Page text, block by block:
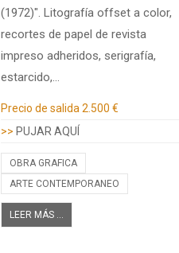
(1972)". Litografía offset a color,
recortes de papel de revista
impreso adheridos, serigrafía,
estarcido,…
Precio de salida 2.500 €
>> PUJAR AQUÍ
OBRA GRAFICA
ARTE CONTEMPORANEO
LEER MÁS ...